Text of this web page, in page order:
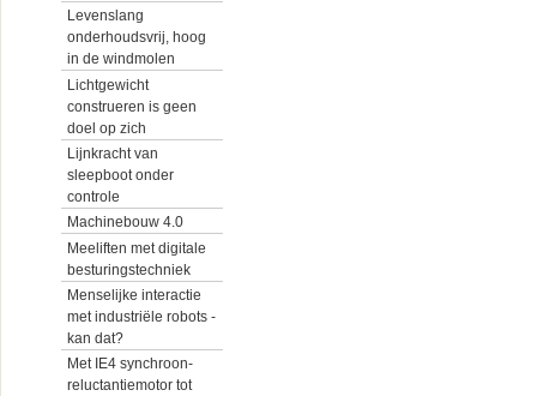
Levenslang
onderhoudsvrij, hoog
in de windmolen
Lichtgewicht
construeren is geen
doel op zich
Lijnkracht van
sleepboot onder
controle
Machinebouw 4.0
Meeliften met digitale
besturingstechniek
Menselijke interactie
met industriële robots -
kan dat?
Met IE4 synchroon-
reluctantiemotor tot